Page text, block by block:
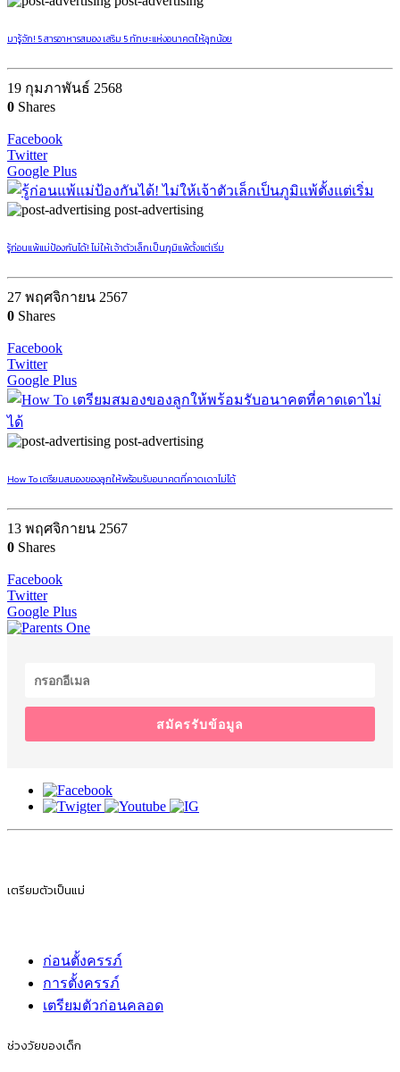
มารู้จัก! 5 สารอาหารสมอง เสริม 5 ทักษะแห่งอนาคตให้ลูกน้อย
19 กุมภาพันธ์ 2568
0 Shares
Facebook
Twitter
Google Plus
post-advertising
รู้ก่อนแพ้แม่ป้องกันได้! ไม่ให้เจ้าตัวเล็กเป็นภูมิแพ้ตั้งแต่เริ่ม
27 พฤศจิกายน 2567
0 Shares
Facebook
Twitter
Google Plus
post-advertising
How To เตรียมสมองของลูกให้พร้อมรับอนาคตที่คาดเดาไม่ได้
13 พฤศจิกายน 2567
0 Shares
Facebook
Twitter
Google Plus
สมัครรับข้อมูล
เตรียมตัวเป็นแม่
ก่อนตั้งครรภ์
การตั้งครรภ์
เตรียมตัวก่อนคลอด
ช่วงวัยของเด็ก